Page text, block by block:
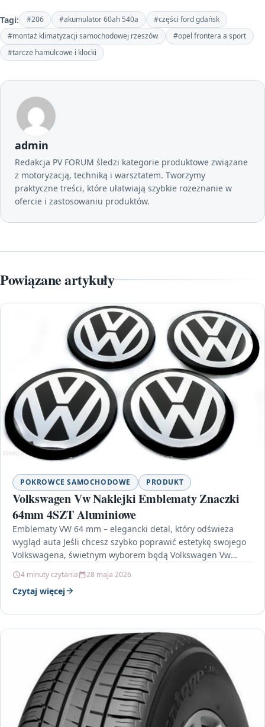
Tagi: #206 #akumulator 60ah 540a
#części ford gdańsk
#montaż klimatyzacji samochodowej rzeszów
#opel frontera a sport
#tarcze hamulcowe i klocki
admin
Redakcja PV FORUM śledzi kategorie produktowe związane
z motoryzacją, techniką i warsztatem. Tworzymy
praktyczne treści, które ułatwiają szybkie rozeznanie w
ofercie i zastosowaniu produktów.
Powiązane artykuły
POKROWCE SAMOCHODOWE PRODUKT
Volkswagen Vw Naklejki Emblematy Znaczki
64mm 4SZT Aluminiowe
Emblematy VW 64 mm – elegancki detal, który odświeża
wygląd auta Jeśli chcesz szybko poprawić estetykę swojego
Volkswagena, świetnym wyborem będą Volkswagen Vw
4 minuty czytania 28 maja 2026
Czytaj więcej